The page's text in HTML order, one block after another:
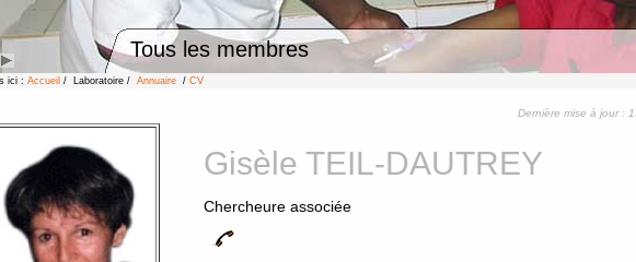
Tous les membres
ici : Accueil / Laboratoire / Annuaire / CV
Dernière mise à jour :
Gisèle TEIL-DAUTREY
Chercheure associée